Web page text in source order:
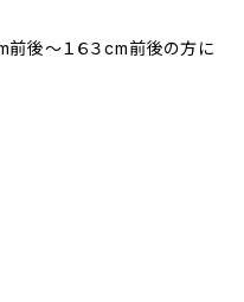
前後～１６３cm前後の方に